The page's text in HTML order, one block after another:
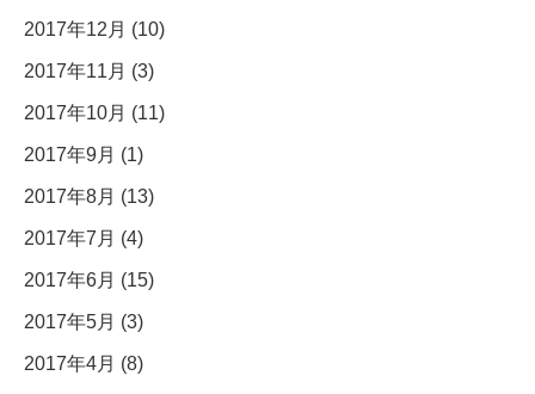
2017年12月 (10)
2017年11月 (3)
2017年10月 (11)
2017年9月 (1)
2017年8月 (13)
2017年7月 (4)
2017年6月 (15)
2017年5月 (3)
2017年4月 (8)